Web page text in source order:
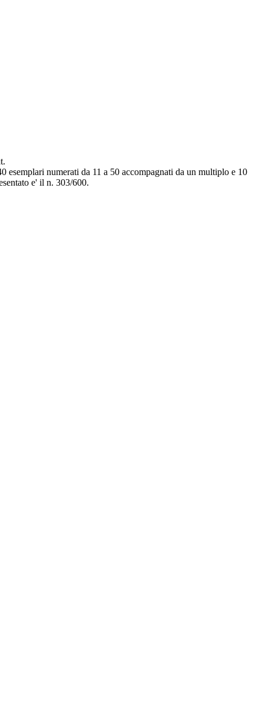
esemplari numerati da 11 a 50 accompagnati da un multiplo e 10
e' il n. 303/600.